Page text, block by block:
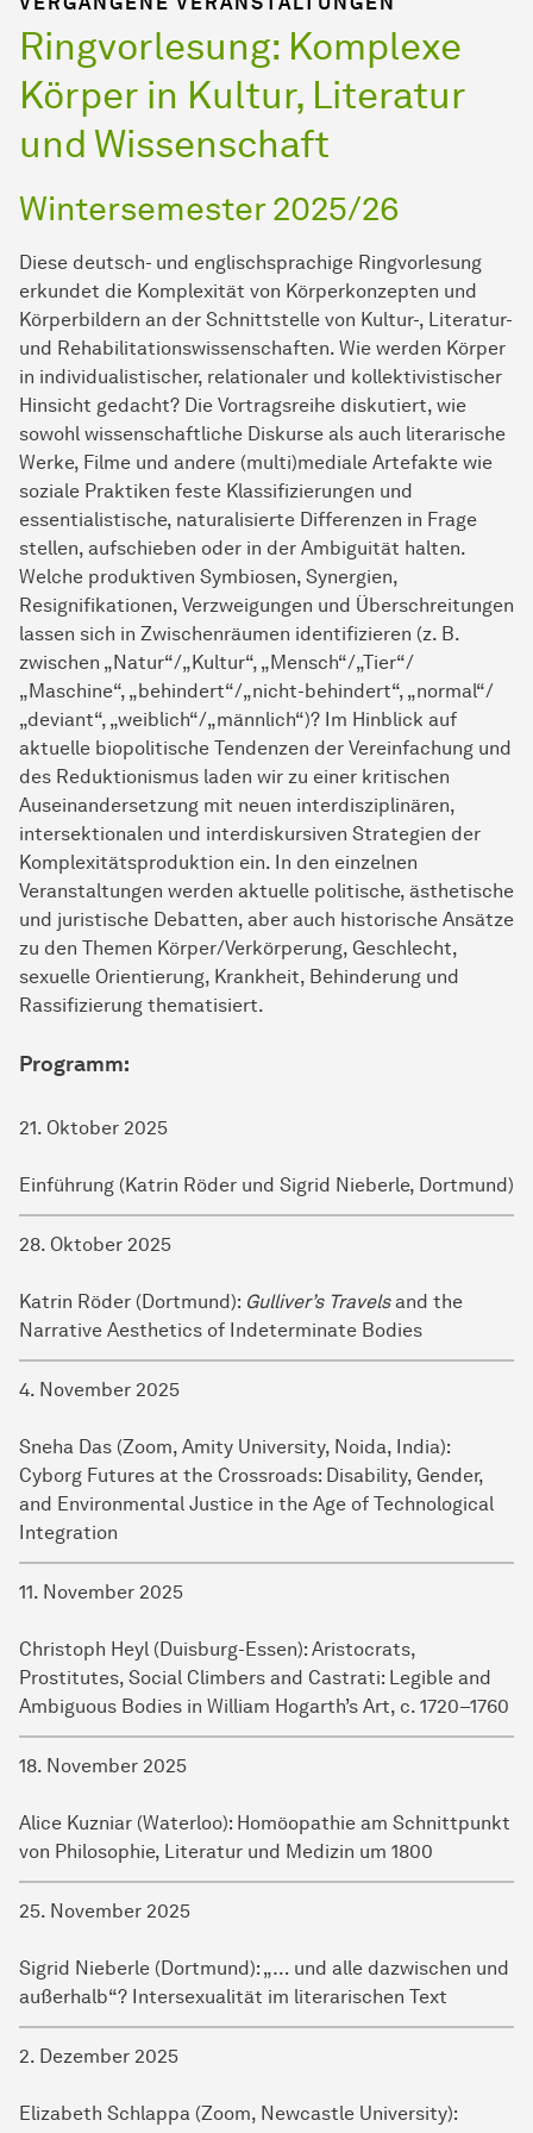
Ringvorlesung: Komplexe
Körper in Kultur, Literatur
und Wissenschaft
Wintersemester 2025/26
Diese deutsch- und englischsprachige Ringvorlesung
erkundet die Komplexität von Körperkonzepten und
Körperbildern an der Schnittstelle von Kultur-, Literatur-
und Rehabilitationswissenschaften. Wie werden Körper
in individualistischer, relationaler und kollektivistischer
Hinsicht gedacht? Die Vortragsreihe diskutiert, wie
sowohl wissenschaftliche Diskurse als auch literarische
Werke, Filme und andere (multi)mediale Artefakte wie
soziale Praktiken feste Klassifizierungen und
essentialistische, naturalisierte Differenzen in Frage
stellen, aufschieben oder in der Ambiguität halten.
Welche produktiven Symbiosen, Synergien,
Resignifikationen, Verzweigungen und Überschreitungen
lassen sich in Zwischenräumen identifizieren (z. B.
zwischen „Natur“/„Kultur“, „Mensch“/„Tier“/
„Maschine“, „behindert“/„nicht-behindert“, „normal“/
„deviant“, „weiblich“/„männlich“)? Im Hinblick auf
aktuelle biopolitische Tendenzen der Vereinfachung und
des Reduktionismus laden wir zu einer kritischen
Auseinandersetzung mit neuen interdisziplinären,
intersektionalen und interdiskursiven Strategien der
Komplexitätsproduktion ein. In den einzelnen
Veranstaltungen werden aktuelle politische, ästhetische
und juristische Debatten, aber auch historische Ansätze
zu den Themen Körper/Verkörperung, Geschlecht,
sexuelle Orientierung, Krankheit, Behinderung und
Rassifizierung thematisiert.
Programm:
21. Oktober 2025
Einführung (Katrin Röder und Sigrid Nieberle, Dortmund)
28. Oktober 2025
Katrin Röder (Dortmund): Gulliver’s Travelsand the
Narrative Aesthetics of Indeterminate Bodies
4. November 2025
Sneha Das (Zoom, Amity University, Noida, India):
Cyborg Futures at the Crossroads: Disability, Gender,
and Environmental Justice in the Age of Technological
Integration
11. November 2025
Christoph Heyl (Duisburg-Essen): Aristocrats,
Prostitutes, Social Climbers and Castrati: Legible and
Ambiguous Bodies in William Hogarth’s Art, c. 1720–1760
18. November 2025
Alice Kuzniar (Waterloo): Homöopathie am Schnittpunkt
von Philosophie, Literatur und Medizin um 1800
25. November 2025
Sigrid Nieberle (Dortmund): „… und alle dazwischen und
außerhalb“? Intersexualität im literarischen Text
2. Dezember 2025
Elizabeth Schlappa (Zoom, Newcastle University):